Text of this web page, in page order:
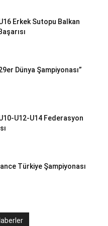
Erkek Sutopu Balkan
Dünya Şampiyonası”
U12-U14 Federasyon
Türkiye Şampiyonası